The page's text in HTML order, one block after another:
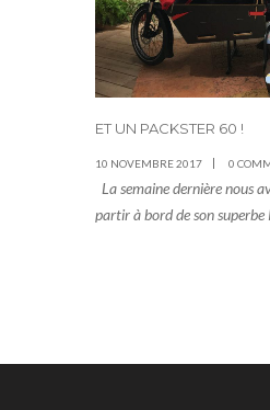
ET UN PACKSTER 60 !
10 NOVEMBRE 2017 0
La semaine dernière nous
partir à bord de son